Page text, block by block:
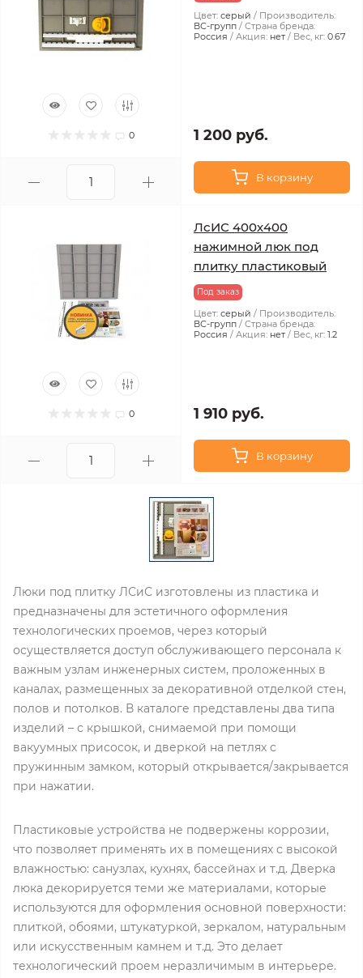
0
Цвет: серый
Производитель:
ВС-групп
Страна бренда:
Россия
Акция: нет Вес, кг: 0.67
1 200 руб.
В корзину
0
ЛсИС 400х400
нажимной люк под
плитку пластиковый
Под заказ
Цвет: серый
Производитель:
ВС-групп
Страна бренда:
Россия
Акция: нет Вес, кг: 1.2
1 910 руб.
В корзину
Люки под плитку ЛСиС изготовлены из пластика и
предназначены для эстетичного оформления
технологических проемов, через который
осуществляется доступ обслуживающего персонала к
важным узлам инженерных систем, проложенных в
каналах, размещенных за декоративной отделкой стен,
полов и потолков. В каталоге представлены два типа
изделий – с крышкой, снимаемой при помощи
вакуумных присосок, и дверкой на петлях с
пружинным замком, который открывается/закрывается
при нажатии.
Пластиковые устройства не подвержены коррозии,
что позволяет применять их в помещениях с высокой
влажностью: санузлах, кухнях, бассейнах и т.д. Дверка
люка декорируется теми же материалами, которые
используются для оформления основной поверхности:
плиткой, обоями, штукатуркой, зеркалом, натуральным
или искусственным камнем и т.д. Это делает
технологический проем неразличимым в интерьере.